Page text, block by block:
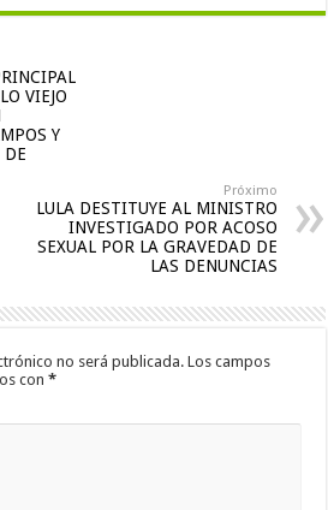
VIEJO
Y
DE
Próximo
LULA DESTITUYE AL MINISTRO
INVESTIGADO POR ACOSO
SEXUAL POR LA GRAVEDAD DE
LAS DENUNCIAS
no será publicada. Los campos
con*